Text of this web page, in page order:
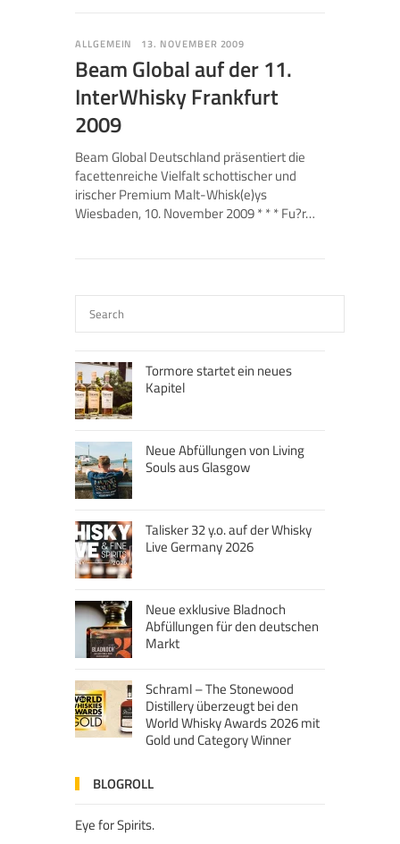
ALLGEMEIN 13. NOVEMBER 2009
Beam Global auf der 11.
InterWhisky Frankfurt
2009
Beam Global Deutschland präsentiert die
facettenreiche Vielfalt schottischer und
irischer Premium Malt-Whisk(e)ys
Wiesbaden, 10. November 2009 * * * Fu?r…
Tormore startet ein neues
Kapitel
Neue Abfüllungen von Living
Souls aus Glasgow
Talisker 32 y.o. auf der Whisky
Live Germany 2026
Neue exklusive Bladnoch
Abfüllungen für den deutschen
Markt
Schraml – The Stonewood
Distillery überzeugt bei den
World Whisky Awards 2026 mit
Gold und Category Winner
BLOGROLL
Eye for Spirits.